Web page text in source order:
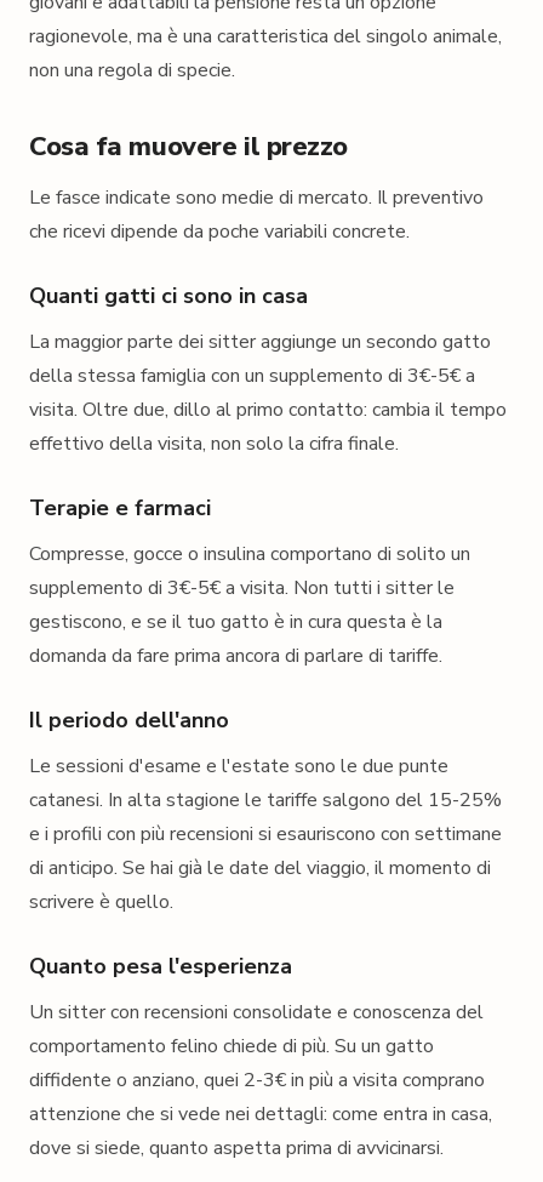
ragionevole, ma è una caratteristica del singolo animale,
non una regola di specie.
Cosa fa muovere il prezzo
Le fasce indicate sono medie di mercato. Il preventivo
che ricevi dipende da poche variabili concrete.
Quanti gatti ci sono in casa
La maggior parte dei sitter aggiunge un secondo gatto
della stessa famiglia con un supplemento di 3€-5€ a
visita. Oltre due, dillo al primo contatto: cambia il tempo
effettivo della visita, non solo la cifra finale.
Terapie e farmaci
Compresse, gocce o insulina comportano di solito un
supplemento di 3€-5€ a visita. Non tutti i sitter le
gestiscono, e se il tuo gatto è in cura questa è la
domanda da fare prima ancora di parlare di tariffe.
Il periodo dell'anno
Le sessioni d'esame e l'estate sono le due punte
catanesi. In alta stagione le tariffe salgono del 15-25%
e i profili con più recensioni si esauriscono con settimane
di anticipo. Se hai già le date del viaggio, il momento di
scrivere è quello.
Quanto pesa l'esperienza
Un sitter con recensioni consolidate e conoscenza del
comportamento felino chiede di più. Su un gatto
diffidente o anziano, quei 2-3€ in più a visita comprano
attenzione che si vede nei dettagli: come entra in casa,
dove si siede, quanto aspetta prima di avvicinarsi.